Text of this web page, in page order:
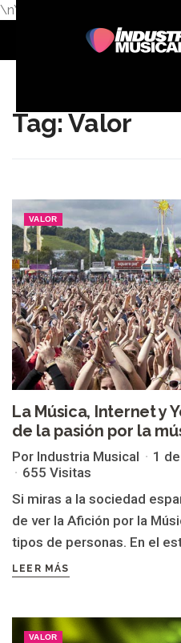
\n\n
Tag: Valor
VALOR
La Música, Internet y
de la pasión por la
Por Industria Musical
1
655 Visitas
Si miras a la sociedad
de ver la Afición por la
tipos de personas. En el
LEER MÁS
VALOR